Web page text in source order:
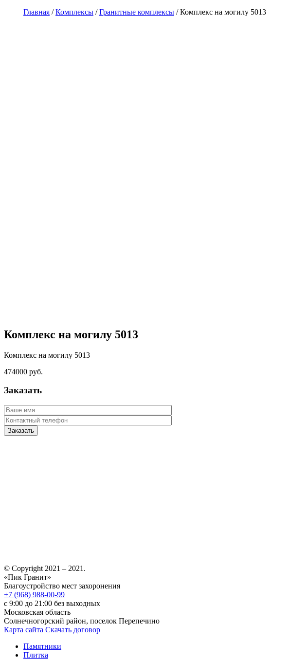
Главная /Комплексы /Гранитные комплексы /Комплекс на могилу 5013
Комплекс на могилу 5013
Комплекс на могилу 5013
474000 руб.
Заказать
© Copyright 2021 – 2021.
«Пик Гранит»
Благоустройство мест захоронения
+7 (968) 988-00-99
с 9:00 до 21:00 без выходных
Московская область
Солнечногорский район, поселок Перепечино
Карта сайта Скачать договор
Памятники
Плитка